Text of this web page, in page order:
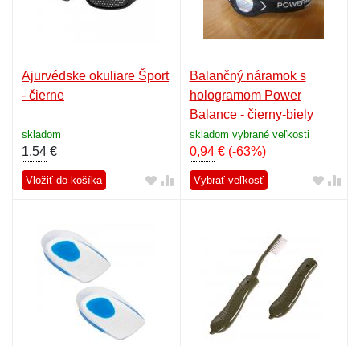
Ajurvédske okuliare Šport
- čierne
skladom
1,54 €
Vložiť do košíka
Balančný náramok s
hologramom Power
Balance - čierny-biely
skladom vybrané veľkosti
0,94€ (-63%)
Vybrať veľkosť